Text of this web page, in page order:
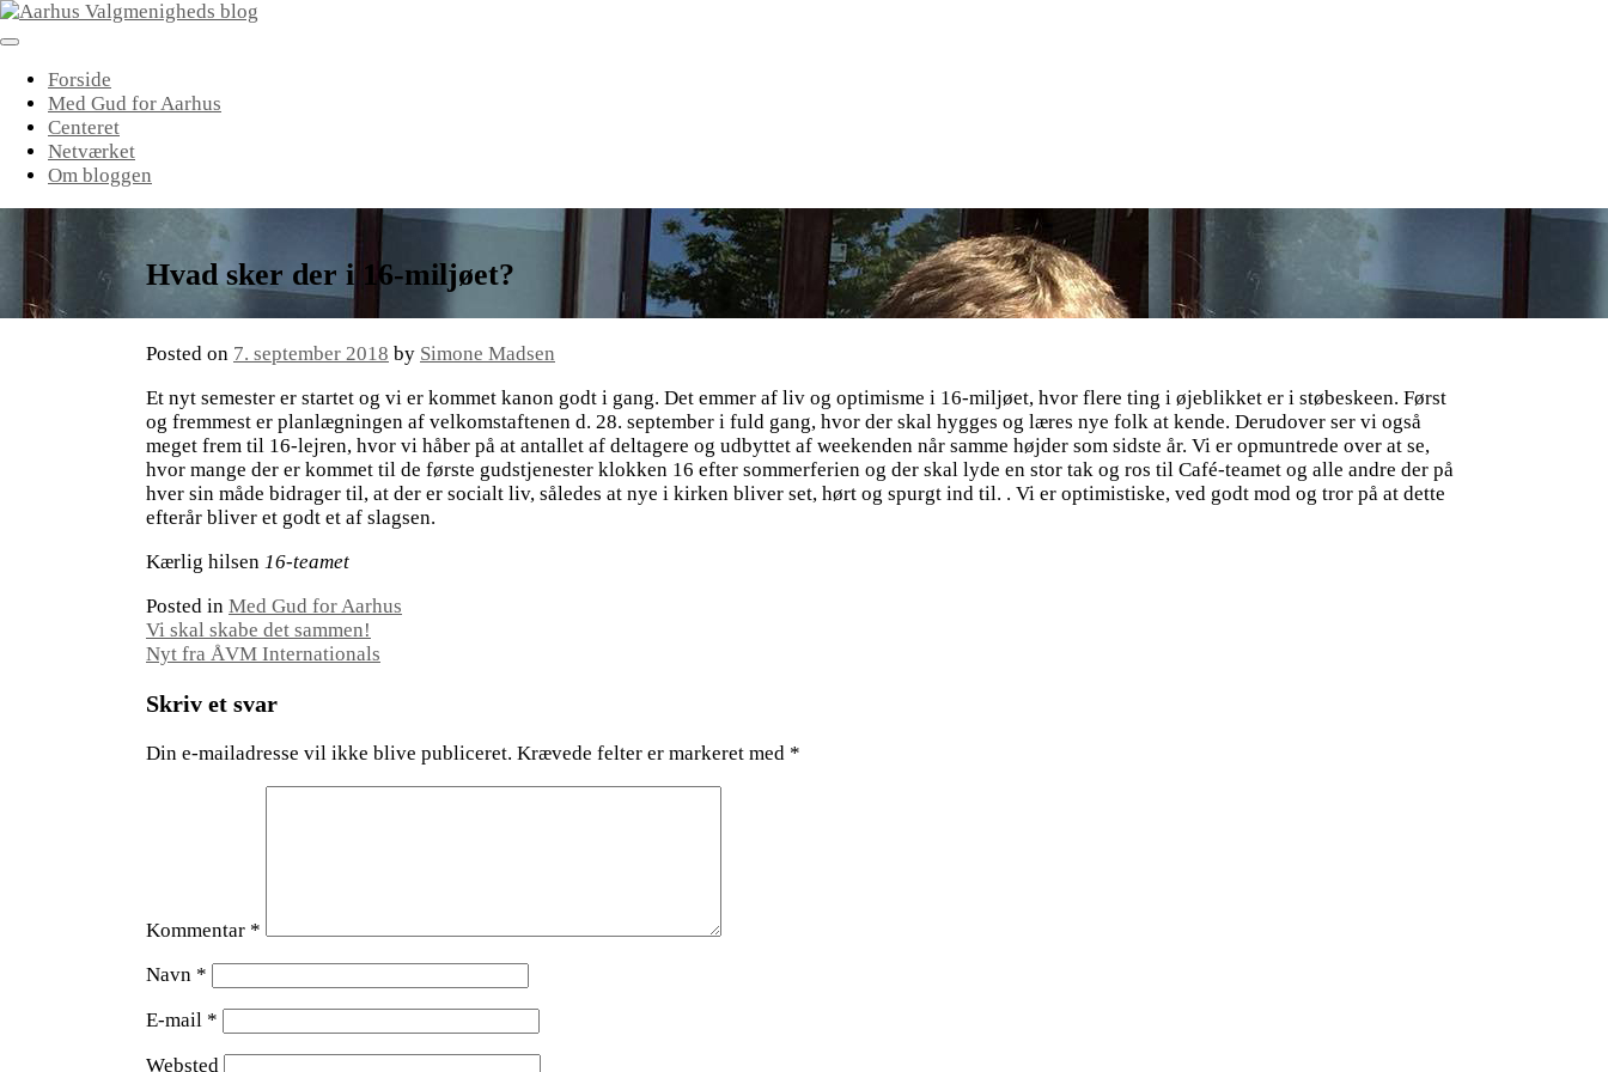
Skip
to
Forside
Med Gud for Aarhus
Centeret
Netværket
Om bloggen
Hvad sker der i 16-miljøet?
Posted on 7. september 2018 by Simone Madsen
Et nyt semester er startet og vi er kommet kanon godt i gang. Det emmer af liv og optimisme i 16-miljøet, hvor flere ting i øjeblikket er i støbeskeen. Først
og fremmest er planlægningen af velkomstaftenen d. 28. september i fuld gang, hvor der skal hygges og læres nye folk at kende. Derudover ser vi også
meget frem til 16-lejren, hvor vi håber på at antallet af deltagere og udbyttet af weekenden når samme højder som sidste år. Vi er opmuntrede over at se,
hvor mange der er kommet til de første gudstjenester klokken 16 efter sommerferien og der skal lyde en stor tak og ros til Café-teamet og alle andre der på
hver sin måde bidrager til, at der er socialt liv, således at nye i kirken bliver set, hørt og spurgt ind til. . Vi er optimistiske, ved godt mod og tror på at dette
efterår bliver et godt et af slagsen.
Kærlig hilsen 16-teamet
Posted in Med Gud for Aarhus
Indlægsnavigation
Vi skal skabe det sammen!
Nyt fra ÅVM Internationals
Skriv et svar
Din e-mailadresse vil ikke blive publiceret. Krævede felter er markeret med *
Kommentar *
Navn *
E-mail *
Websted